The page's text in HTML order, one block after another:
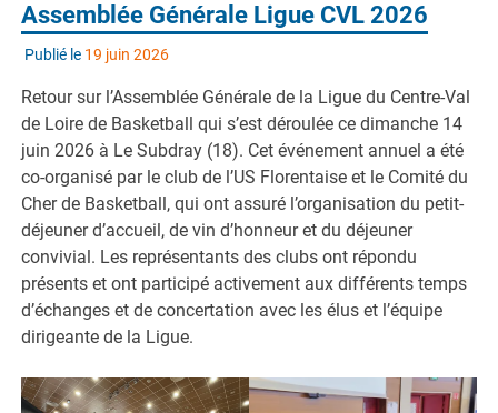
Assemblée Générale Ligue CVL 2026
Publié le 19 juin 2026
Retour sur l’Assemblée Générale de la Ligue du Centre-Val
de Loire de Basketball qui s’est déroulée ce dimanche 14
juin 2026 à Le Subdray (18). Cet événement annuel a été
co-organisé par le club de l’US Florentaise et le Comité du
Cher de Basketball, qui ont assuré l’organisation du petit-
déjeuner d’accueil, de vin d’honneur et du déjeuner
convivial. Les représentants des clubs ont répondu
présents et ont participé activement aux différents temps
d’échanges et de concertation avec les élus et l’équipe
dirigeante de la Ligue.